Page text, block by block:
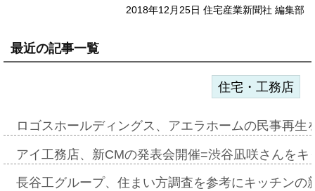
2018年12月25日 住宅産業新聞社 編集部
最近の記事一覧
住宅・工務店
ロゴスホールディングス、アエラホームの民事再
アイ工務店、新CMの発表会開催=渋谷凪咲さんを
長谷工グループ、住まい方調査を参考にキッチン